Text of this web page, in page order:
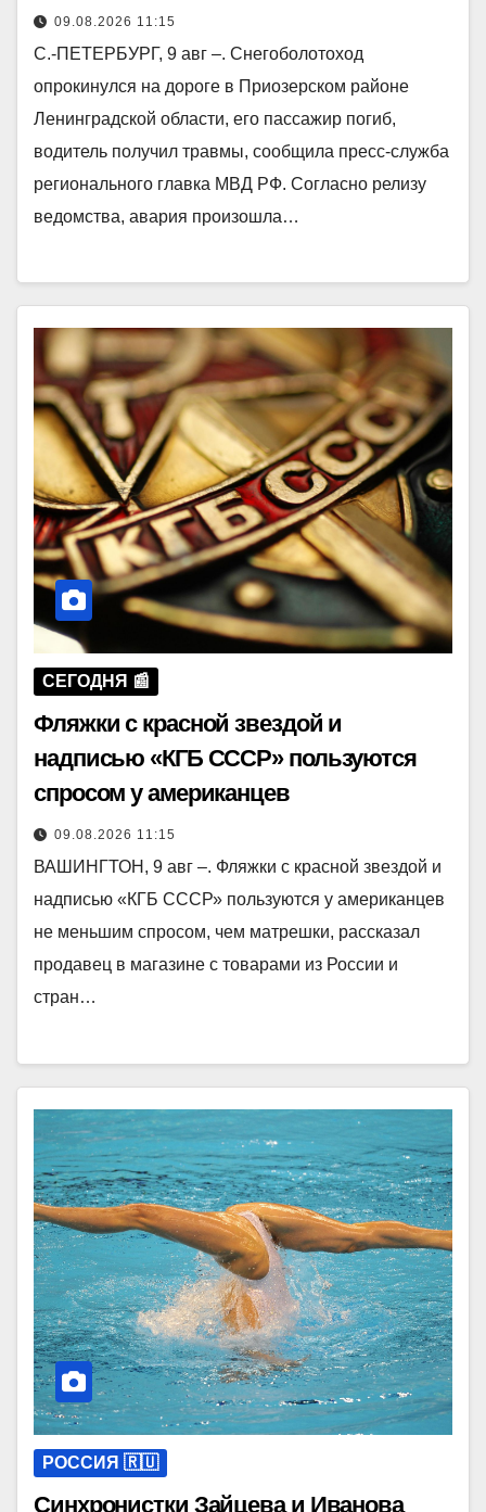
09.08.2026 11:15
С.-ПЕТЕРБУРГ, 9 авг –. Снегоболотоход
опрокинулся на дороге в Приозерском районе
Ленинградской области, его пассажир погиб,
водитель получил травмы, сообщила пресс-служба
регионального главка МВД РФ. Согласно релизу
ведомства, авария произошла…
СЕГОДНЯ 📰
Фляжки с красной звездой и
надписью «КГБ СССР» пользуются
спросом у американцев
09.08.2026 11:15
ВАШИНГТОН, 9 авг –. Фляжки с красной звездой и
надписью «КГБ СССР» пользуются у американцев
не меньшим спросом, чем матрешки, рассказал
продавец в магазине с товарами из России и
стран…
РОССИЯ 🇷🇺
Синхронистки Зайцева и Иванова